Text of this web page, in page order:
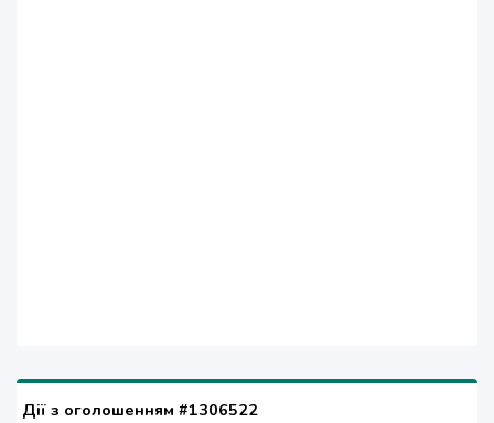
Дії з оголошенням #1306522